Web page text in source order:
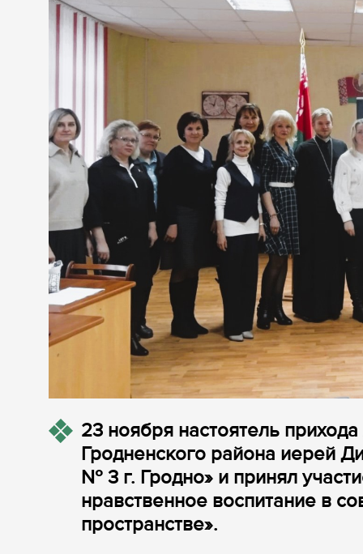
23 ноября настоятель
Гродненского района иерей
№ 3 г. Гродно» и принял
нравственное воспитание в
пространстве».